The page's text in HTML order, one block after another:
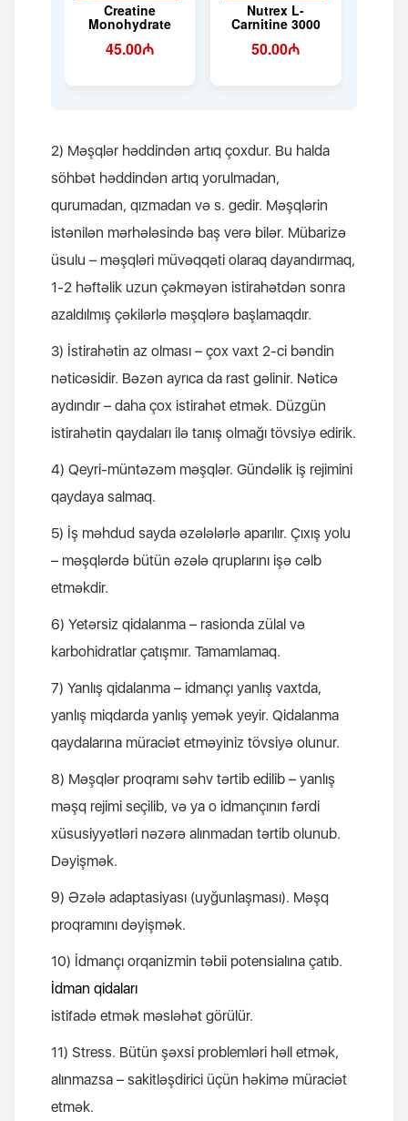
2) Məşqlər həddindən artıq çoxdur. Bu halda
söhbət həddindən artıq yorulmadan,
qurumadan, qızmadan və s. gedir. Məşqlərin
istənilən mərhələsində baş verə bilər. Mübarizə
üsulu – məşqləri müvəqqəti olaraq dayandırmaq,
1-2 həftəlik uzun çəkməyən istirahətdən sonra
azaldılmış çəkilərlə məşqlərə başlamaqdır.
3) İstirahətin az olması – çox vaxt 2-ci bəndin
nəticəsidir. Bəzən ayrıca da rast gəlinir. Nəticə
aydındır – daha çox istirahət etmək. Düzgün
istirahətin qaydaları ilə tanış olmağı tövsiyə edirik.
4) Qeyri-müntəzəm məşqlər. Gündəlik iş rejimini
qaydaya salmaq.
5) İş məhdud sayda əzələlərlə aparılır. Çıxış yolu
– məşqlərdə bütün əzələ qruplarını işə cəlb
etməkdir.
6) Yetərsiz qidalanma – rasionda zülal və
karbohidratlar çatışmır. Tamamlamaq.
7) Yanlış qidalanma – idmançı yanlış vaxtda,
yanlış miqdarda yanlış yemək yeyir. Qidalanma
qaydalarına müraciət etməyiniz tövsiyə olunur.
8) Məşqlər proqramı səhv tərtib edilib – yanlış
məşq rejimi seçilib, və ya o idmançının fərdi
xüsusiyyətləri nəzərə alınmadan tərtib olunub.
Dəyişmək.
9) Əzələ adaptasiyası (uyğunlaşması). Məşq
proqramını dəyişmək.
10) İdmançı orqanizmin təbii potensialına çatıb.
İdman qidaları
istifadə etmək məsləhət görülür.
11) Stress. Bütün şəxsi problemləri həll etmək,
alınmazsa – sakitləşdirici üçün həkimə müraciət
etmək.